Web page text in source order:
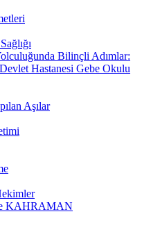
Bilinçli Adımlar:
Hastanesi Gebe Okulu
Aşılar
KAHRAMAN